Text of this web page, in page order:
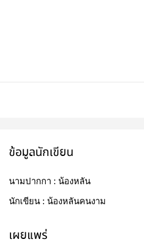
ข้อมูลนักเขียน
นามปากกา : น้องหลัน
นักเขียน : น้องหลันคนงาม
เผยแพร่